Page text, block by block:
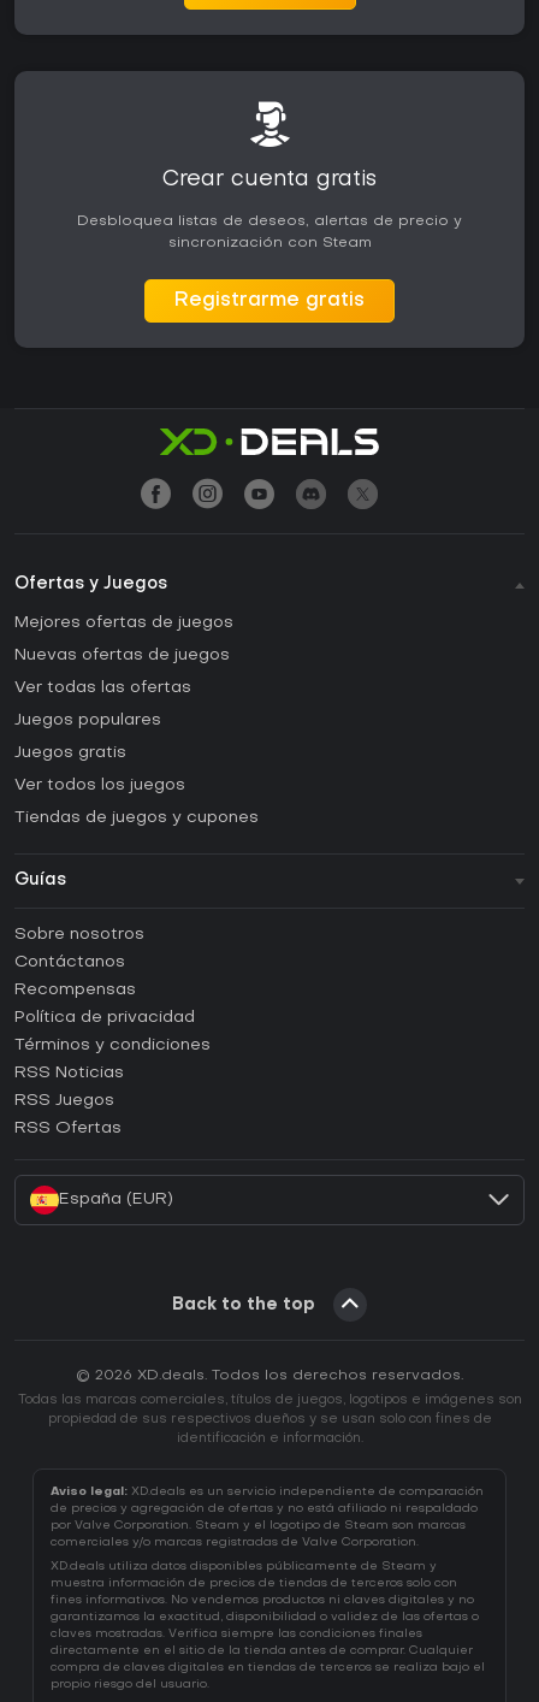
Crear cuenta gratis
Desbloquea listas de deseos, alertas de precio y
sincronización con Steam
Registrarme gratis
Ofertas y Juegos
Mejores ofertas de juegos
Nuevas ofertas de juegos
Ver todas las ofertas
Juegos populares
Juegos gratis
Ver todos los juegos
Tiendas de juegos y cupones
Guías
Guías y tutoriales
¿Cómo activar una CD Key de Steam?
¿Cómo activar una CD Key de Epic Games?
¿Cómo activar una CD Key de GOG?
¿Cómo activar una CD Key de Ubisoft Connect?
Sobre nosotros
Contáctanos
Recompensas
Política de privacidad
Términos y condiciones
RSS Noticias
RSS Juegos
RSS Ofertas
España (EUR)
Back to the top
© 2026 XD.deals. Todos los derechos reservados.
Todas las marcas comerciales, títulos de juegos, logotipos e imágenes son
propiedad de sus respectivos dueños y se usan solo con fines de
identificación e información.
Aviso legal: XD.deals es un servicio independiente de comparación
de precios y agregación de ofertas y no está afiliado ni respaldado
por Valve Corporation. Steam y el logotipo de Steam son marcas
comerciales y/o marcas registradas de Valve Corporation.
XD.deals utiliza datos disponibles públicamente de Steam y
muestra información de precios de tiendas de terceros solo con
fines informativos. No vendemos productos ni claves digitales y no
garantizamos la exactitud, disponibilidad o validez de las ofertas o
claves mostradas. Verifica siempre las condiciones finales
directamente en el sitio de la tienda antes de comprar. Cualquier
compra de claves digitales en tiendas de terceros se realiza bajo el
propio riesgo del usuario.